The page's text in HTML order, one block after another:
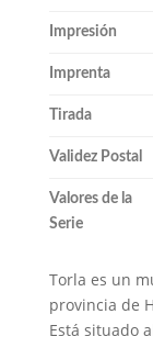
Impresión
Imprenta
Tirada
Validez Postal
Valores de la
Serie
Torla es un
provincia de
Está situado